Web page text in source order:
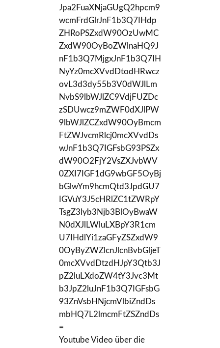
Jpa2FuaXNjaGUgQ2hpcm9
wcmFrdGlrJnF1b3Q7IHdp
ZHRoPSZxdW90OzUwMC
ZxdW90OyBoZWlnaHQ9J
nF1b3Q7MjgxJnF1b3Q7IH
NyYz0mcXVvdDtodHRwcz
ovL3d3dy55b3V0dWJlLm
NvbS9lbWJlZC9VdjFUZDc
zSDUwcz9mZWF0dXJlPW
9lbWJlZCZxdW90OyBmcm
FtZWJvcmRlcj0mcXVvdDs
wJnF1b3Q7IGFsbG93PSZx
dW90O2FjY2VsZXJvbWV
0ZXI7IGF1dG9wbGF5OyBj
bGlwYm9hcmQtd3JpdGU7
IGVuY3J5cHRlZC1tZWRpY
TsgZ3lyb3Njb3BlOyBwaW
N0dXJlLWluLXBpY3R1cm
U7IHdlYi1zaGFyZSZxdW9
0OyByZWZlcnJlcnBvbGljeT
0mcXVvdDtzdHJpY3Qtb3J
pZ2luLXdoZW4tY3Jvc3Mt
b3JpZ2luJnF1b3Q7IGFsbG
93ZnVsbHNjcmVlbiZndDs
mbHQ7L2lmcmFtZSZndDs
=
Youtube Video über die